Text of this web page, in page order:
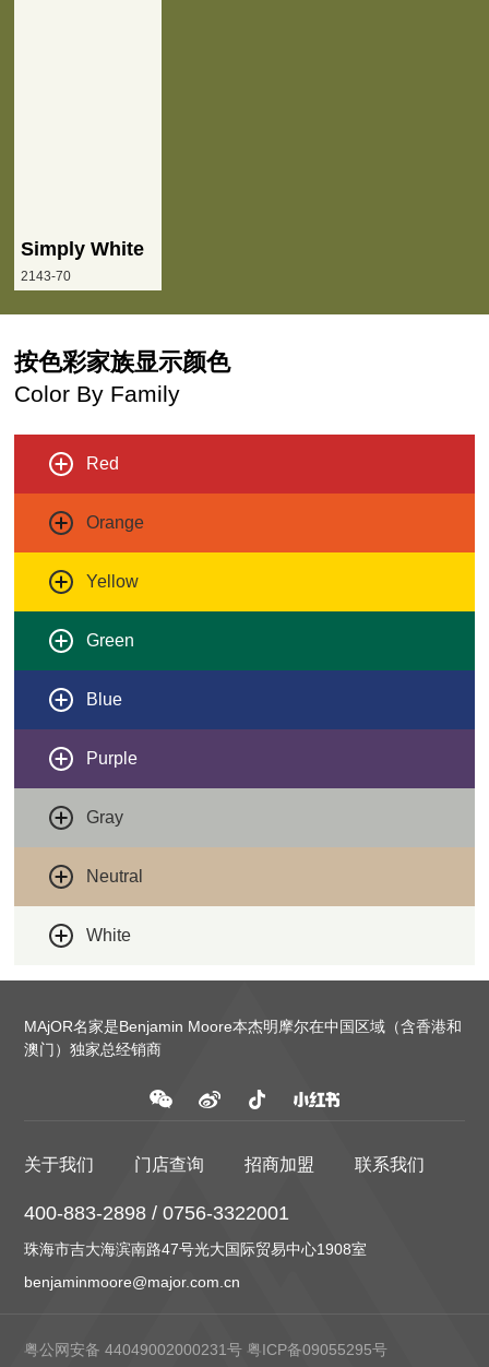
Simply White
2143-70
按色彩家族显示颜色
Color By Family
Red
Orange
Yellow
Green
Blue
Purple
Gray
Neutral
White
MAjOR名家是Benjamin Moore本杰明摩尔在中国区域（含香港和
澳门）独家总经销商
关于我们 门店查询 招商加盟 联系我们
400-883-2898 / 0756-3322001
珠海市吉大海滨南路47号光大国际贸易中心1908室
benjaminmoore@major.com.cn
粤公网安备 44049002000231号 粤ICP备09055295号